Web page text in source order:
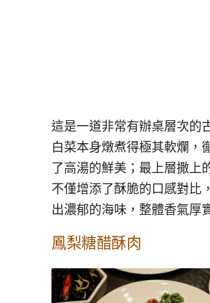
這是一道非常有辦桌層次的
白菜本身燉煮得極其軟爛，
了高湯的鮮美；最上層撒上
不僅增添了酥脆的口感對比
出濃郁的海味，整體香氣厚
鳳梨糖醋酥肉